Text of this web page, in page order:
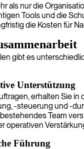
als nur die
Tools und die
die Kosten für
gibt es
Unterstützung
erhalten Sie
-steuerung und -
Team
operativen
Führung